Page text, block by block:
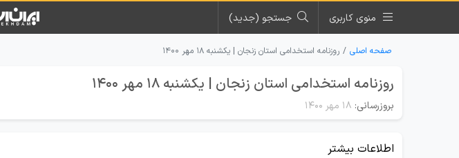
منوی کاربری جستجو (جدید)
صفحه اصلی روزنامه استخدامی استان زنجان | یکشنبه ۱۸ مهر ۱۴۰۰
روزنامه استخدامی استان زنجان | یکشنبه 18 مهر 1400
بروزرسانی: ۱۸ مهر ۱۴۰۰
اطلاعات بیشتر